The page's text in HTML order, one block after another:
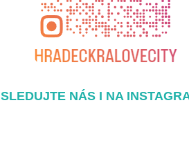
SLEDUJTE NÁS I NA